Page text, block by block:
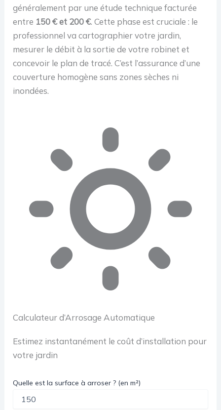
généralement par une étude technique facturée
entre 150 € et 200 €. Cette phase est cruciale : le
professionnel va cartographier votre jardin,
mesurer le débit à la sortie de votre robinet et
concevoir le plan de tracé. C’est l’assurance d’une
couverture homogène sans zones sèches ni
inondées.
Calculateur d’Arrosage Automatique
Estimez instantanément le coût d’installation pour
votre jardin
Quelle est la surface à arroser ? (en m²)